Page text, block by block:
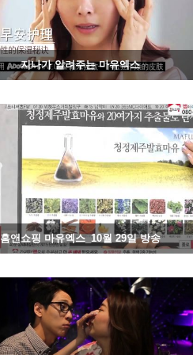
1285
지나가 알려주는 마유엑스
1218 04-23
홈앤쇼핑 마유엑스_10월 29일 방송